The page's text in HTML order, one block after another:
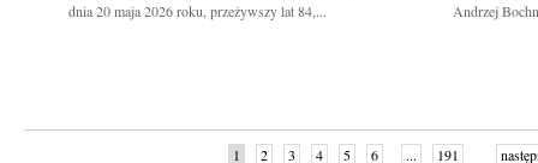
dnia 20 maja 2026 roku, przeżywszy lat 84,...
Andrzej
1 2 3 4 5 6 ... 191